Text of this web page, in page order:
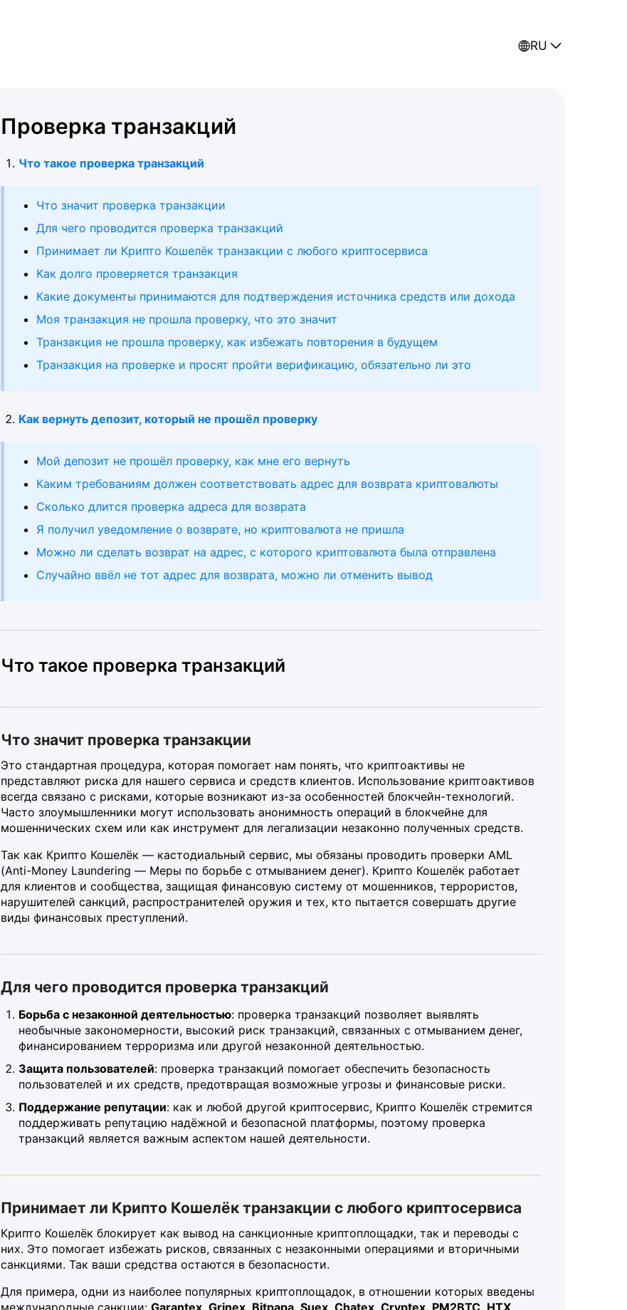
RU
Проверка транзакций
Что такое проверка транзакций
Что значит проверка транзакции
Для чего проводится проверка транзакций
Принимает ли Крипто Кошелёк транзакции с любого криптосервиса
Как долго проверяется транзакция
Какие документы принимаются для подтверждения источника средств или дохода
Моя транзакция не прошла проверку, что это значит
Транзакция не прошла проверку, как избежать повторения в будущем
Транзакция на проверке и просят пройти верификацию, обязательно ли это
Как вернуть депозит, который не прошёл проверку
Мой депозит не прошёл проверку, как мне его вернуть
Каким требованиям должен соответствовать адрес для возврата криптовалюты
Сколько длится проверка адреса для возврата
Я получил уведомление о возврате, но криптовалюта не пришла
Можно ли сделать возврат на адрес, с которого криптовалюта была отправлена
Случайно ввёл не тот адрес для возврата, можно ли отменить вывод
Что такое проверка транзакций
Что значит проверка транзакции
Это стандартная процедура, которая помогает нам понять, что криптоактивы не
представляют риска для нашего сервиса и средств клиентов. Использование криптоактивов
всегда связано с рисками, которые возникают из-за особенностей блокчейн-технологий.
Часто злоумышленники могут использовать анонимность операций в блокчейне для
мошеннических схем или как инструмент для легализации незаконно полученных средств.
Так как Крипто Кошелёк — кастодиальный сервис, мы обязаны проводить проверки AML
(Anti-Money Laundering — Меры по борьбе с отмыванием денег). Крипто Кошелёк работает
для клиентов и сообщества, защищая финансовую систему от мошенников, террористов,
нарушителей санкций, распространителей оружия и тех, кто пытается совершать другие
виды финансовых преступлений.
Для чего проводится проверка транзакций
Борьба с незаконной деятельностью: проверка транзакций позволяет выявлять
необычные закономерности, высокий риск транзакций, связанных с отмыванием денег,
финансированием терроризма или другой незаконной деятельностью.
Защита пользователей: проверка транзакций помогает обеспечить безопасность
пользователей и их средств, предотвращая возможные угрозы и финансовые риски.
Поддержание репутации: как и любой другой криптосервис, Крипто Кошелёк стремится
поддерживать репутацию надёжной и безопасной платформы, поэтому проверка
транзакций является важным аспектом нашей деятельности.
Принимает ли Крипто Кошелёк транзакции с любого криптосервиса
Крипто Кошелёк блокирует как вывод на санкционные криптоплощадки, так и переводы с
них. Это помогает избежать рисков, связанных с незаконными операциями и вторичными
санкциями. Так ваши средства остаются в безопасности.
Для примера, одни из наиболее популярных криптоплощадок, в отношении которых введены
международные санкции: Garantex, Grinex, Bitpapa, Suex, Chatex, Cryptex, PM2BTC, HTX